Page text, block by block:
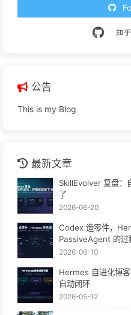
公告
This is my Blog
最新文章
SkillEvolver 复盘：
了
2026-06-20
Codex 造零件，
PassiveAgent 的过
2026-06-10
Hermes 自进化博
自动闭环
2026-05-12